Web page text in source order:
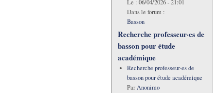
Le : 06/04/2026 - 21:01
Dans le forum :
Basson
Recherche professeur·es de
basson pour étude
académique
Recherche professeur·es de
basson pour étude académique
ParAnonimo